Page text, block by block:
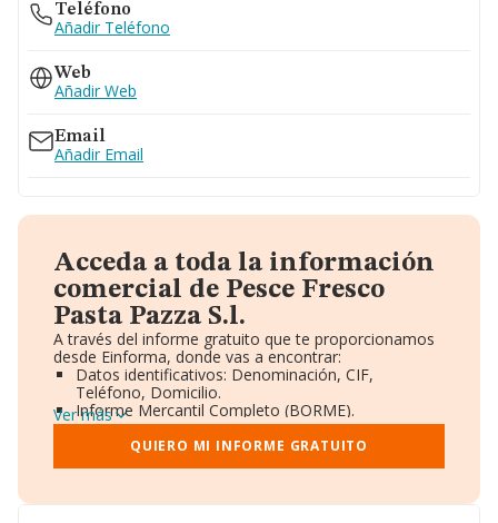
Teléfono
Añadir Teléfono
Web
Añadir Web
Email
Añadir Email
Acceda a toda la información
comercial de Pesce Fresco
Pasta Pazza S.l.
A través del informe gratuito que te proporcionamos
desde Einforma, donde vas a encontrar:
Datos identificativos: Denominación, CIF,
Teléfono, Domicilio.
Informe Mercantil Completo (BORME).
Gráficos de Evolución Ventas y Empleados.
Consejo de Administración y Administradores.
Directivos y Ejecutivos.
Ver más
QUIERO MI INFORME GRATUITO